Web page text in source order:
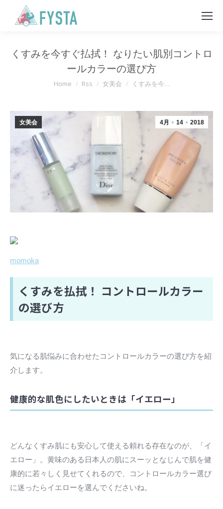
くすみを今すぐ払拭！ なりたい肌別コントロ
ールカラーの選び方
You are here:
Home Rss 女美会 くすみを今…
4月 14 2018
女美会
momoka
くすみを払拭！ コントロールカラー
の選び方
気になる肌悩みに合わせたコントロールカラーの選び方を紹
介します。
健康的な肌色にしたいときは「イエロー」
どんなくすみ肌にも安心して使える頼れる存在なのが、「イ
エロー」。黄味のある日本人の肌にスーッとなじんで肌を健
康的に若々しく見せてくれるので、コントロールカラー選び
に迷ったらイエローを選んでくださいね。